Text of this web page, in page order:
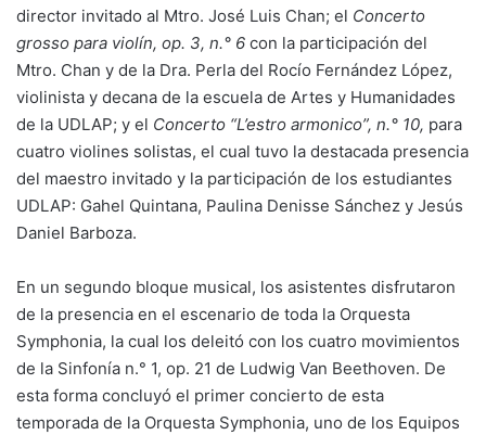
director invitado al Mtro. José Luis Chan; el Concerto
grosso para violín, op. 3, n.° 6 con la participación del
Mtro. Chan y de la Dra. Perla del Rocío Fernández López,
violinista y decana de la escuela de Artes y Humanidades
de la UDLAP; y el Concerto “L’estro armonico”, n.° 10, para
cuatro violines solistas, el cual tuvo la destacada presencia
del maestro invitado y la participación de los estudiantes
UDLAP: Gahel Quintana, Paulina Denisse Sánchez y Jesús
Daniel Barboza.
En un segundo bloque musical, los asistentes disfrutaron
de la presencia en el escenario de toda la Orquesta
Symphonia, la cual los deleitó con los cuatro movimientos
de la Sinfonía n.° 1, op. 21 de Ludwig Van Beethoven. De
esta forma concluyó el primer concierto de esta
temporada de la Orquesta Symphonia, uno de los Equipos